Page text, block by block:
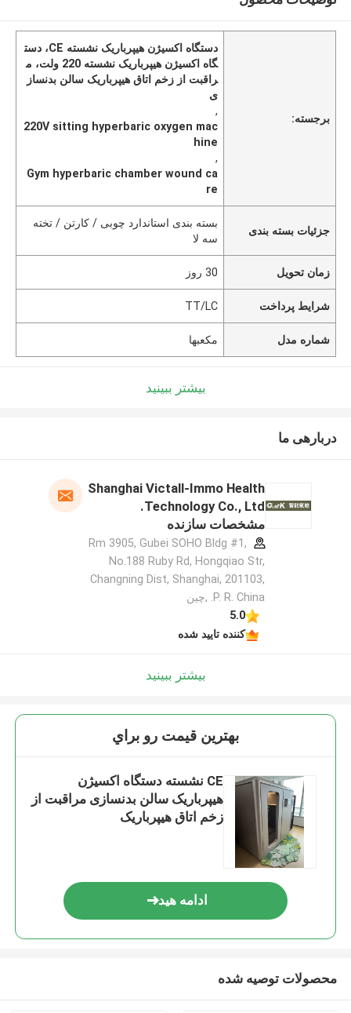
برجسته:
دستگاه اکسیژن هیپرباریک نشسته CE، دست
گاه اکسیژن هیپرباریک نشسته 220 ولت، م
راقبت از زخم اتاق هیپرباریک سالن بدنساز
ی
,
220V sitting hyperbaric oxygen mac
hine
,
Gym hyperbaric chamber wound ca
re
جزئیات بسته بندی
بسته بندی استاندارد چوبی / کارتن / تخته
سه لا
زمان تحویل 30 روز
شرایط پرداخت TT/LC
شماره مدل مکعبها
بیشتر ببینید
دربارهی ما
Shanghai Victall-Immo Health
Technology Co., Ltd.
مشخصات سازنده
Rm 3905, Gubei SOHO Bldg #1,
No.188 Ruby Rd, Hongqiao Str,
Changning Dist, Shanghai, 201103,
P. R. China. ,چین
5.0
کننده تایید شده
بیشتر ببینید
بهترين قيمت رو براي
CE نشسته دستگاه اکسیژن
هیپرباریک سالن بدنسازی مراقبت از
زخم اتاق هیپرباریک
ادامه هید
محصولات توصیه شده